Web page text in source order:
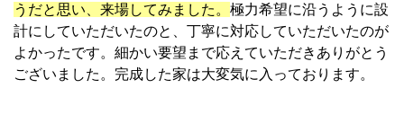
うだと思い、来場してみました。 極力希望に沿うように設
計にしていただいたのと、丁寧に対応していただいたのが
よかったです。 細かい要望まで応えていただきありがとう
ございました。完成した家は大変気に入っております。